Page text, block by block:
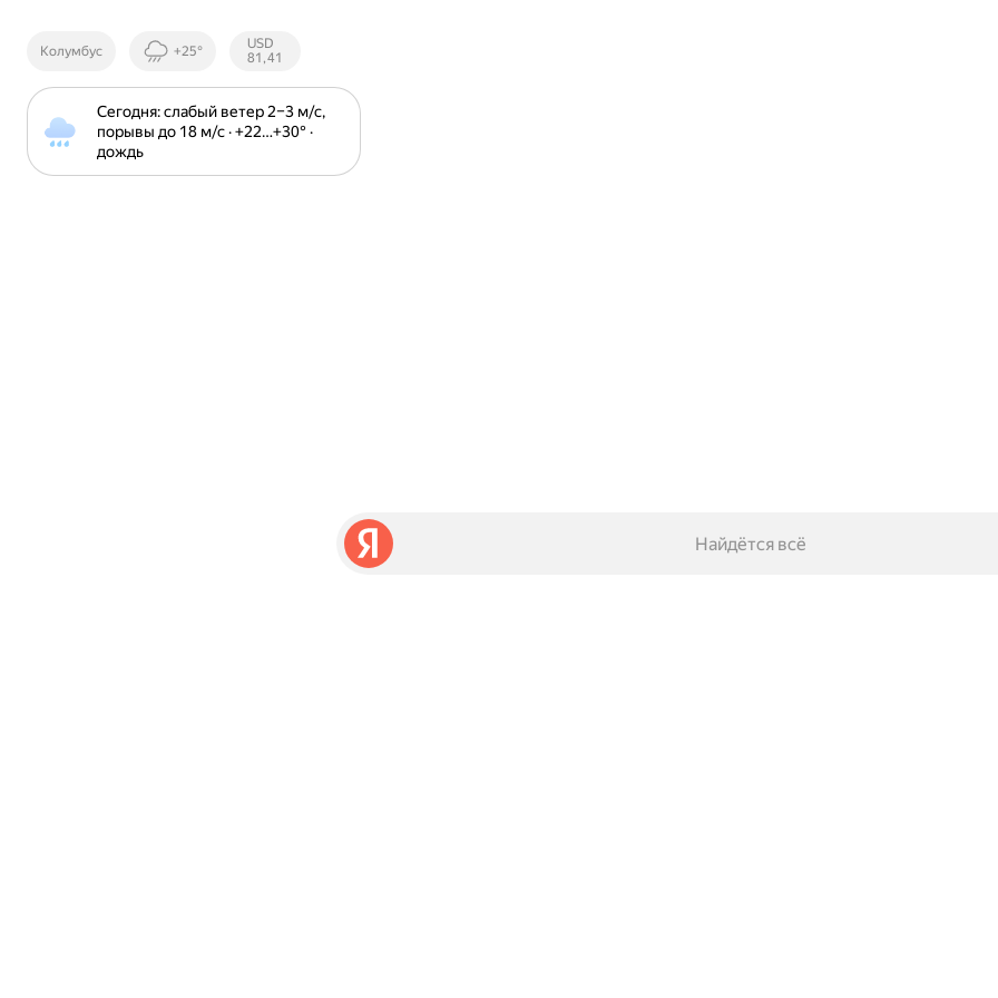
Колумбус +25°
Курсы ЦБ
РФ
USD
81,41
Сегодня: слабый ветер 2⁠–⁠3 м⁠/⁠с,
порывы до 18 м⁠/⁠с · +22⁠…⁠+30⁠° ·
дождь